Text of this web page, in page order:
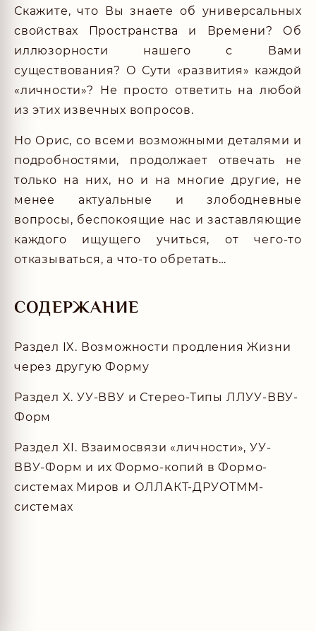
Скажите, что Вы знаете об универсальных
свойствах Пространства и Времени? Об
иллюзорности нашего с Вами
существования? О Сути «развития» каждой
«личности»? Не просто ответить на любой
из этих извечных вопросов.
Но Орис, со всеми возможными деталями и
подробностями, продолжает отвечать не
только на них, но и на многие другие, не
менее актуальные и злободневные
вопросы, беспокоящие нас и заставляющие
каждого ищущего учиться, от чего-то
отказываться, а что-то обретать…
СОДЕРЖАНИЕ
Раздел IX. Возможности продления Жизни
через другую Форму
Раздел X. УУ-ВВУ и Стерео-Типы ЛЛУУ-ВВУ-
Форм
Раздел XI. Взаимосвязи «личности», УУ-
ВВУ-Форм и их Формо-копий в Формо-
системах Миров и ОЛЛАКТ-ДРУОТММ-
системах